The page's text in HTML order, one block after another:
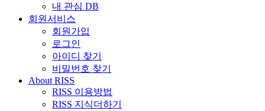
내 관심 DB
회원서비스
회원가입
로그인
아이디 찾기
비밀번호 찾기
About RISS
RISS 이용방법
RISS 지식더하기